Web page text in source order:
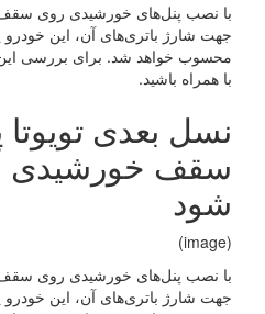
با نصب پنل­‌های خورشیدی روی سقف
جهت شارژ باتری­‌های آن، این
محسوب خواهد شد. برای بررسی
با همراه باشید.
نسل بعدی
سقف خورشیدی
شود
(image)
با نصب پنل­‌های خورشیدی روی سقف
جهت شارژ باتری­‌های آن، این